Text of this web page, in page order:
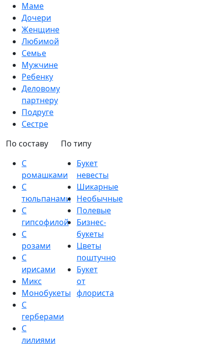
Маме
Дочери
Женщине
Любимой
Семье
Мужчине
Ребенку
Деловому
партнеру
Подруге
Сестре
По составу
С
ромашками
С
тюльпанами
С
гипсофилой
С
розами
С
ирисами
Микс
Монобукеты
С
герберами
С
лилиями
По типу
Букет
невесты
Шикарные
Необычные
Полевые
Бизнес-
букеты
Цветы
поштучно
Букет
от
флориста